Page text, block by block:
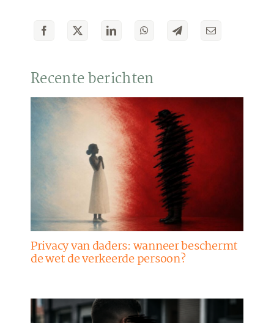
Recente berichten
Privacy van daders: wanneer beschermt
de wet de verkeerde persoon?